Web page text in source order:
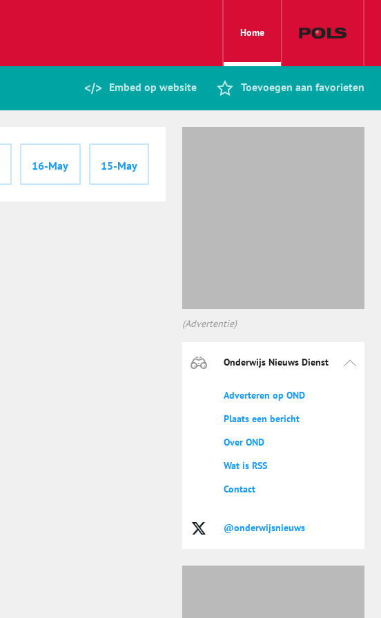
Home
Embed op website Toevoegen aan favorieten
16-May 15-May
(Advertentie)
Onderwijs Nieuws Dienst
Adverteren op OND
Plaats een bericht
Over OND
Wat is RSS
Contact
@onderwijsnieuws